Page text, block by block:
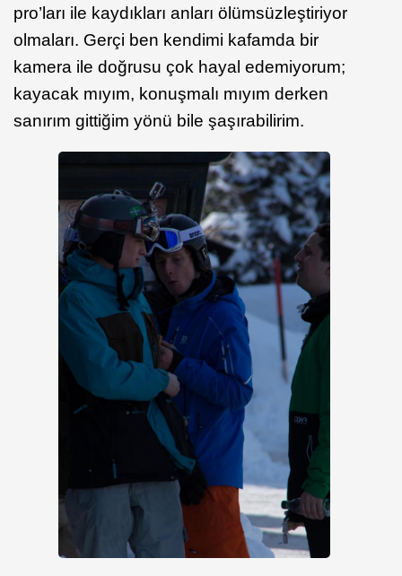
pro’ları ile kaydıkları anları ölümsüzleştiriyor
olmaları. Gerçi ben kendimi kafamda bir
kamera ile doğrusu çok hayal edemiyorum;
kayacak mıyım, konuşmalı mıyım derken
sanırım gittiğim yönü bile şaşırabilirim.